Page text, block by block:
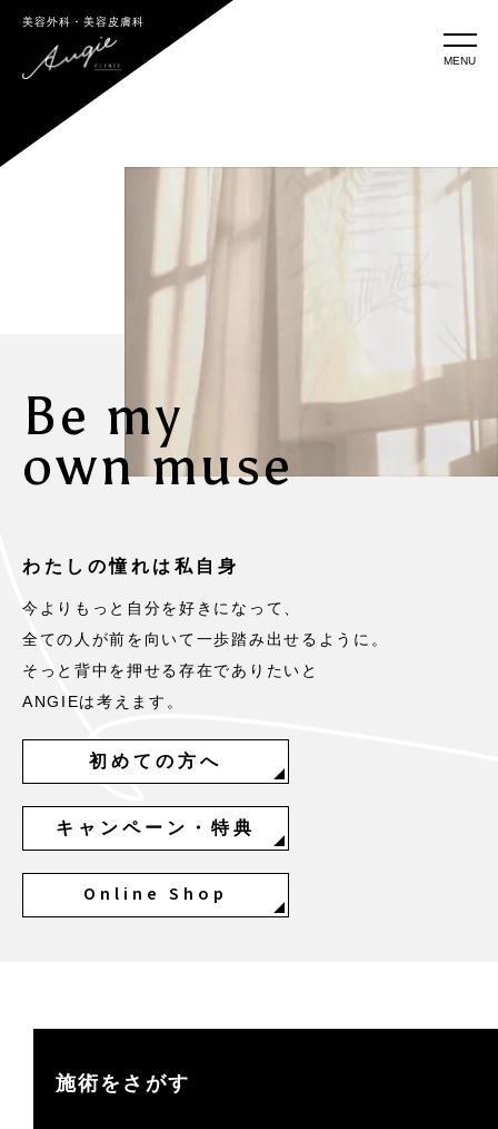
美容外科・美容皮膚科
MENU
Be my
own muse
わたしの憧れは私自身
今よりもっと自分を好きになって、
全ての人が前を向いて一歩踏み出せるように。
そっと背中を押せる存在でありたいと
ANGIEは考えます。
初めての方へ
キャンペーン・特典
Online Shop
施術をさがす